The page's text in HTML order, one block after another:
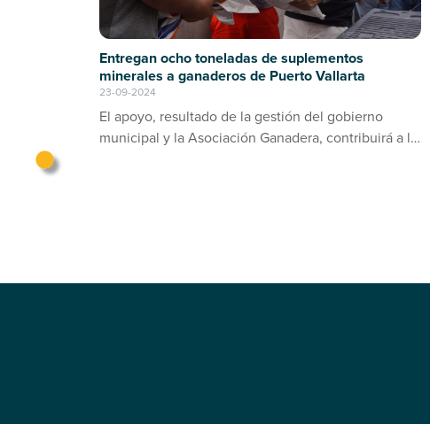
Entregan ocho toneladas de suplementos
minerales a ganaderos de Puerto Vallarta
23-09-2024
El apoyo, resultado de la gestión del gobierno
municipal y la Asociación Ganadera, contribuirá a la